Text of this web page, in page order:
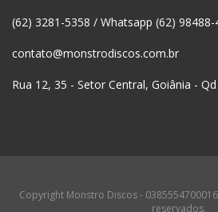
(62) 3281-5358 / Whatsapp (62) 98488-
contato@monstrodiscos.com.br
Rua 12, 35 - Setor Central, Goiânia -
Copyright Monstro Discos -
reservados.